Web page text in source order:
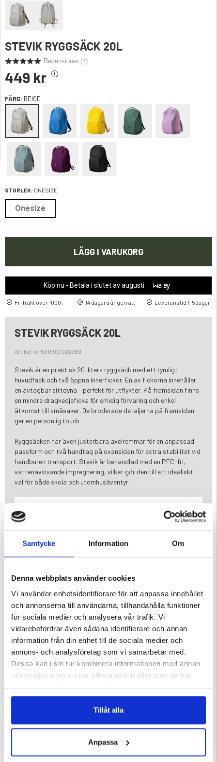
Samtycke Information Om
Denna webbplats använder cookies
Vi använder enhetsidentifierare för att anpassa innehållet
och annonserna till användarna, tillhandahålla funktioner
för sociala medier och analysera vår trafik. Vi
vidarebefordrar även sådana identifierare och annan
information från din enhet till de sociala medier och
annons- och analysföretag som vi samarbetar med.
Dessa kan i sin tur kombinera informationen med annan
information som du har tillhandahållit eller som de har
Tillåt alla
Anpassa
STEVIK RYGGSÄCK 20L
Recensioner (1)
449 kr
FÄRG: BEIGE
STORLEK: ONESIZE
Onesize
LÄGG I VARUKORG
Köp nu - Betala i slutet av augusti
Fri frakt över 1000:- 14 dagars ångerrätt Leveranstid 1-5dagar
STEVIK RYGGSÄCK 20L
Artikel nr. 5015901023969
Stevik är en praktisk 20-liters ryggsäck med ett rymligt
huvudfack och två öppna innerfickor. En av fickorna innehåller
en avtagbar sittdyna – perfekt för utflykter. På framsidan finns
en mindre dragkedjeficka för smidig förvaring och enkel
åtkomst till småsaker. De broderade detaljerna på framsidan
ger en personlig touch.
Ryggsäcken har även justerbara axelremmar för en anpassad
passform och två handtag på ovansidan för extra stabilitet vid
handburen transport. Stevik är behandlad med en PFC-fri,
vattenavvisande impregnering, vilket gör den till ett idealiskt
val för både skola och utomhusäventyr.
Varumärke
DU KANSKE OCKSÅ ÄR INTRESSERAD AV
99 kr
4.3 utav 5 stjärnor
99 kr 199 kr
KÖPS OFTA TILLSAMMANS